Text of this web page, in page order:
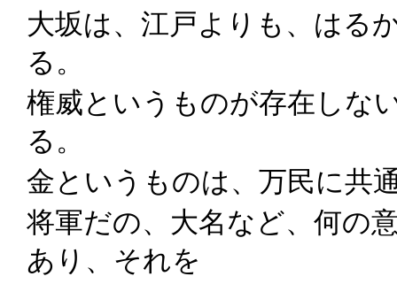
大坂は、江戸よりも、はる
る。
権威というものが存在しな
る。
金というものは、万民に共
将軍だの、大名など、何の
あり、それを